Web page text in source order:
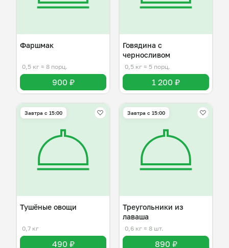
Фаршмак
0,5 кг ≈ 8 порц.
900 ₽
Говядина с
черносливом
0,5 кг ≈ 5 порц.
1 200 ₽
Завтра c 15:00
Тушёные овощи
0,7 кг
490 ₽
Завтра c 15:00
Треугольники из
лаваша
0,6 кг ≈ 8 шт.
890 ₽